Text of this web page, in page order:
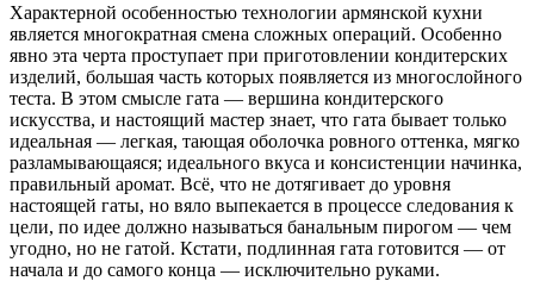
Характерной особенностью технологии армянской кухни
является многократная смена сложных операций. Особенно
явно эта черта проступает при приготовлении кондитерских
изделий, большая часть которых появляется из многослойного
теста. В этом смысле гата — вершина кондитерского
искусства, и настоящий мастер знает, что гата бывает только
идеальная — легкая, тающая оболочка ровного оттенка, мягко
разламывающаяся; идеального вкуса и консистенции начинка,
правильный аромат. Всё, что не дотягивает до уровня
настоящей гаты, но вяло выпекается в процессе следования к
цели, по идее должно называться банальным пирогом — чем
угодно, но не гатой. Кстати, подлинная гата готовится — от
начала и до самого конца — исключительно руками.